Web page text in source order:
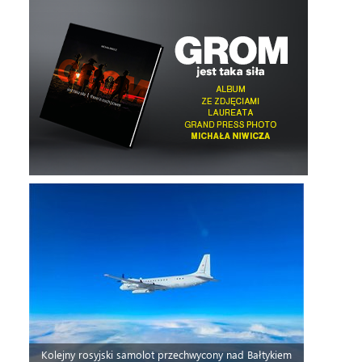
Kolejny rosyjski samolot przechwycony nad Bałtykiem